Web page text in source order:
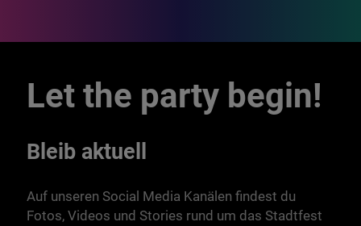
Let the party begin!
Bleib aktuell
Auf unseren Social Media Kanälen findest du
Fotos, Videos und Stories rund um das Stadtfest